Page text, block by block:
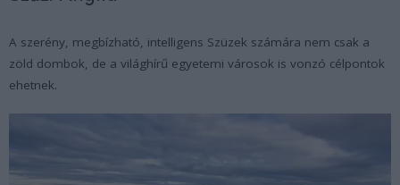
A szerény, megbízható, intelligens Szüzek számára nem csak a
zöld dombok, de a világhírű egyetemi városok is vonzó célpontok
ehetnek.